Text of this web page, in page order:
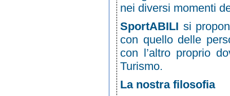
nei diversi momenti
SportABILI si
con quello delle
con l’altro proprio
Turismo.
La nostra filosofia